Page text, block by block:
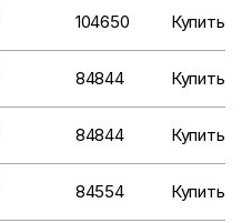
104650 Купить
84844 Купить
84844 Купить
84554 Купить